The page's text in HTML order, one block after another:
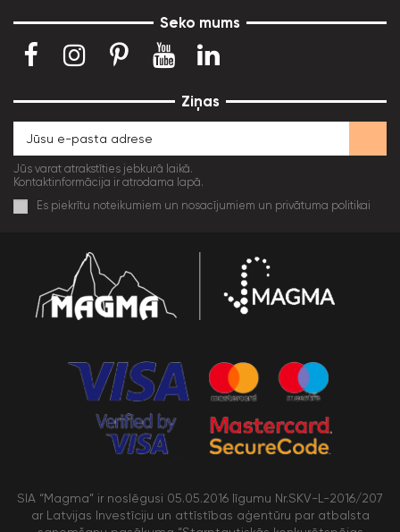
Seko mums
Ziņas
Jūs varat atrakstīties jebkurā laikā.
Kontaktinformācija ir atrodama lapā.
Es piekrītu noteikumiem un nosacījumiem un privātuma politikai
SIA “Magma” ir noslēgusi 05.05.2016 līgumu Nr.SKV-L-2016/207
ar Latvijas Investīciju un attīstības aģentūru par atbalsta